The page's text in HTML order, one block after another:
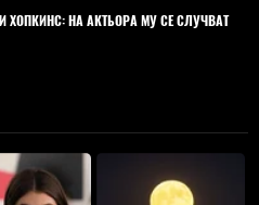
ХОПКИНС: НА АКТЬОРА МУ СЕ СЛУЧВАТ